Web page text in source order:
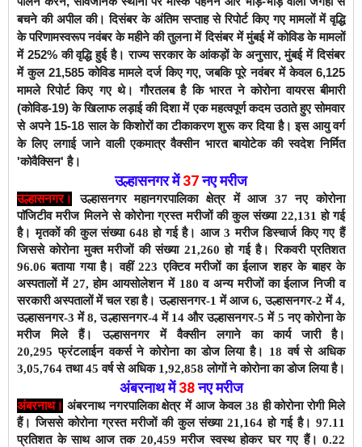
बचने की अपील की। दिसंबर के अंतिम सप्ताह से रिपोर्ट किए गए मामलों में वृद्धि
के परिणामस्वरूप नवंबर के महीने की तुलना में दिसंबर में मुंबई में कोविड के मामलों
में 252% की वृद्धि हुई है। राज्य सरकार के आंकड़ों के अनुसार, मुंबई में दिसंबर
में कुल 21,585 कोविड मामले दर्ज किए गए, जबकि पूरे नवंबर में केवल 6,125
मामले रिपोर्ट किए गए थे।गौरतलब है कि भारत नेकोरोना वायरसबीमारी
(कोविड-19) के खिलाफ लड़ाई की दिशा में एक महत्वपूर्ण कदम उठाते हुए सोमवार
से अपने 15-18 साल के किशोरों का टीकाकरण शुरू कर दिया है। इस आयु वर्ग
के लिए लगाई जाने वाली एकमात्र वैक्सीन भारत बायोटेक की स्वदेश निर्मित
'कोवैक्सिन' है।
उल्हासनगर में37नए मरीज
उल्हासनगर।
उल्हासनगर महानगरपालिका क्षेत्र में आज 37 नए कोरोना
पाॅजिटीव मरीज मिलने से कोरोना ग्रस्त मरीजों की कुल संख्या 22,131 हो गई
है।मृतकों की कुल संख्या 648 हो गई है। आज 3 मरीज डिस्चार्ज किए गए हैं
जिससे कोरोना मुक्त मरीजों की संख्या 21,260 हो गई है। रिकवरी प्रतिशत
96.06 बताया गया है। वहीं 223 एक्टिव मरीजों का ईलाज शहर के बाहर के
अस्पतालों में 27, होम आयसोलेशन में 180 व अन्य मरीजों का ईलाज निजी व
सरकारी अस्पतालों में चल रहा है।उल्हासनगर-1 में आज 6, उल्हासनगर-2 में 4,
उल्हासनगर-3 में 8, उल्हासनगर-4 में 14 और उल्हासनगर-5 में 5 नए कोरोना के
मरीज मिले हैं।
उल्हासनगर में वैक्सीन लगाने का कार्य जारी है।
20,295 फ्रंटलाईन वकर्स नेकोरोना का डोज लिया है। 18 वर्ष से अधिक
3,05,764 तथा 45 वर्ष से अधिक 1,92,858 लोगों ने कोरोना का डोज लिया है।
अंबरनाथ में38नएमरीज
अंबरनाथ। अंबरनाथ नगरपालिका क्षेत्र में आज केवल 38 ही कोरोना रोगी मिले
हैं। जिससे कोरोना ग्रस्त मरीजों की कुल संख्या 21,164 हो गई है। 97.11
प्रतिशत के साथ आज तक 20,459 मरीज स्वस्थ होकर घर गए हैं। 0.22